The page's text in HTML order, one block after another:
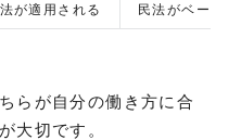
が適用される 民法がベース
らが自分の働き方に合
大切です。